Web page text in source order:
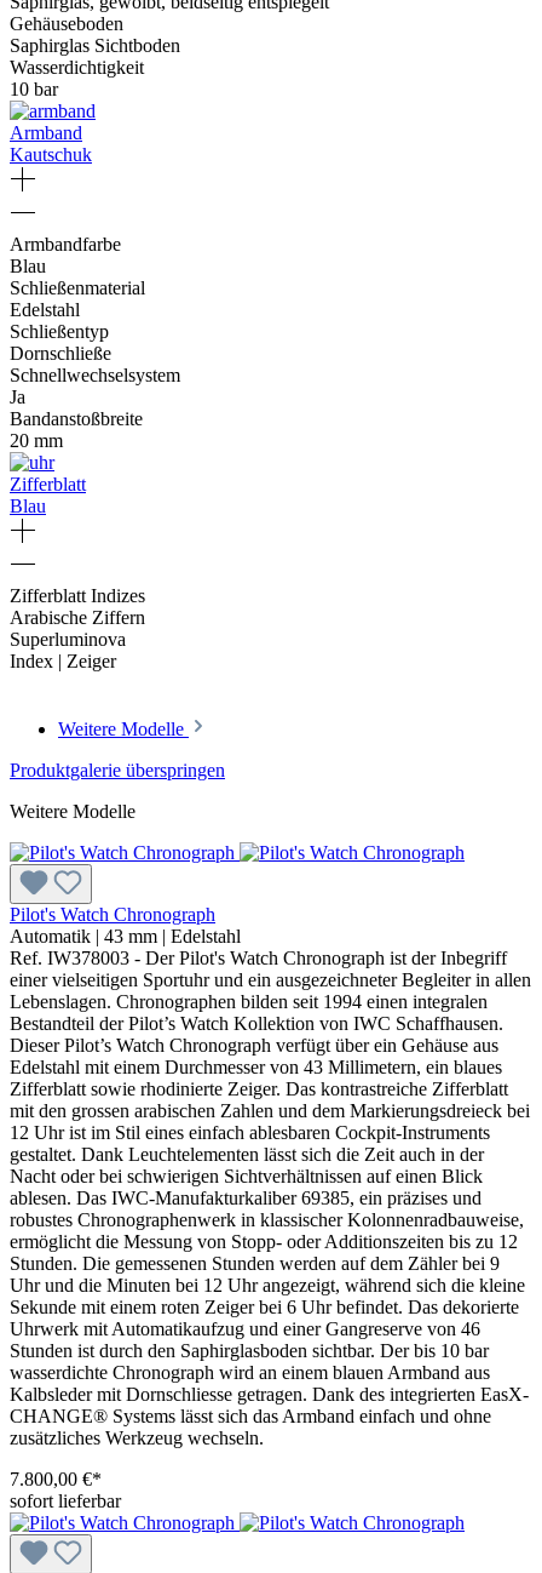
Gehäuseboden
Saphirglas Sichtboden
Wasserdichtigkeit
10 bar
Armband
Kautschuk
Armbandfarbe
Blau
Schließenmaterial
Edelstahl
Schließentyp
Dornschließe
Schnellwechselsystem
Ja
Bandanstoßbreite
20 mm
Zifferblatt
Blau
Zifferblatt Indizes
Arabische Ziffern
Superluminova
Index | Zeiger
Weitere Modelle
Produktgalerie überspringen
Weitere Modelle
Pilot's Watch Chronograph
Automatik | 43 mm | Edelstahl
Ref. IW378003 - Der Pilot's Watch Chronograph ist der Inbegriff
einer vielseitigen Sportuhr und ein ausgezeichneter Begleiter in allen
Lebenslagen. Chronographen bilden seit 1994 einen integralen
Bestandteil der Pilot’s Watch Kollektion von IWC Schaffhausen.
Dieser Pilot’s Watch Chronograph verfügt über ein Gehäuse aus
Edelstahl mit einem Durchmesser von 43 Millimetern, ein blaues
Zifferblatt sowie rhodinierte Zeiger. Das kontrastreiche Zifferblatt
mit den grossen arabischen Zahlen und dem Markierungsdreieck bei
12 Uhr ist im Stil eines einfach ablesbaren Cockpit-Instruments
gestaltet. Dank Leuchtelementen lässt sich die Zeit auch in der
Nacht oder bei schwierigen Sichtverhältnissen auf einen Blick
ablesen. Das IWC-Manufakturkaliber 69385, ein präzises und
robustes Chronographenwerk in klassischer Kolonnenradbauweise,
ermöglicht die Messung von Stopp- oder Additionszeiten bis zu 12
Stunden. Die gemessenen Stunden werden auf dem Zähler bei 9
Uhr und die Minuten bei 12 Uhr angezeigt, während sich die kleine
Sekunde mit einem roten Zeiger bei 6 Uhr befindet. Das dekorierte
Uhrwerk mit Automatikaufzug und einer Gangreserve von 46
Stunden ist durch den Saphirglasboden sichtbar. Der bis 10 bar
wasserdichte Chronograph wird an einem blauen Armband aus
Kalbsleder mit Dornschliesse getragen. Dank des integrierten EasX-
CHANGE® Systems lässt sich das Armband einfach und ohne
zusätzliches Werkzeug wechseln.
7.800,00 €*
sofort lieferbar